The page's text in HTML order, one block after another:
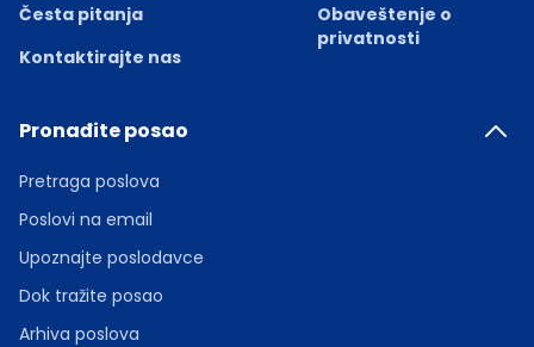
Česta pitanja
Kontaktirajte nas
Obaveštenje o
privatnosti
Pronađite posao
Pretraga poslova
Poslovi na email
Upoznajte poslodavce
Dok tražite posao
Arhiva poslova